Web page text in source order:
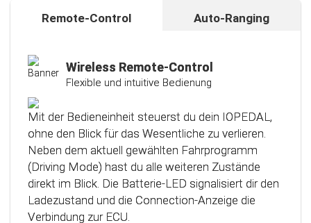
Remote-Control Auto-Ranging
Wireless Remote-Control
Flexible und intuitive Bedienung
Mit der Bedieneinheit steuerst du dein IOPEDAL,
ohne den Blick für das Wesentliche zu verlieren.
Neben dem aktuell gewählten Fahrprogramm
(Driving Mode) hast du alle weiteren Zustände
direkt im Blick. Die Batterie-LED signalisiert dir den
Ladezustand und die Connection-Anzeige die
Verbindung zur ECU.
Kalibrierungsfunktion
Das Steuergerät (ECU) verfügt über eine
intelligente Kalibrierfunktion. Direkt nach dem
Einbau des IOPEDAL werden alle notwendigen
Informationen des Gaspedals automatisch
analysiert und zu einem optimierten individuellen
Kennfeld verarbeitet. Dadurch werden die
einzelnen Fahrmodi (Fahrprogramme)
automatisch an die Charakteristik des Gaspedals